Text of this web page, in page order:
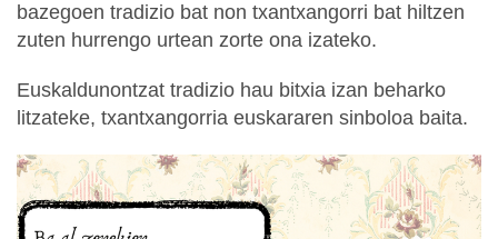
bazegoen tradizio bat non txantxangorri bat hiltzen
zuten hurrengo urtean zorte ona izateko.
Euskaldunontzat tradizio hau bitxia izan beharko
litzateke, txantxangorria euskararen sinboloa baita.